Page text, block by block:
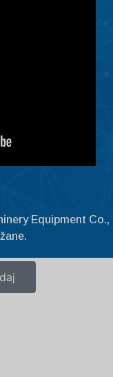
Equipment Co.,
јазик